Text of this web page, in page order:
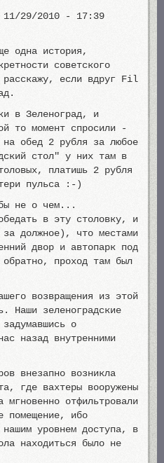
11/29/2010 - 17:39
одна история,
советского
расскажу, если вдруг Fil
в Зеленоград, и
то момент спросили -
обед 2 рубля за любое
стол" у них там в
платишь 2 рубля
пульса :-)
не о чем...
в эту столовку, и
за должное), что местами
двор и автопарк под
проход там был
возвращения из этой
Наши зеленоградские
о
назад внутренними
внезапно возникла
где вахтеры вооружены
отфильтровали
помещение, ибо
уровнем доступа, в
находиться было не